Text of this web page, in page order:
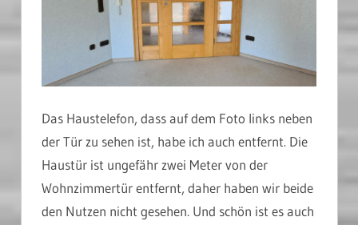
Das Haustelefon, dass auf dem Foto links neben
der Tür zu sehen ist, habe ich auch entfernt. Die
Haustür ist ungefähr zwei Meter von der
Wohnzimmertür entfernt, daher haben wir beide
den Nutzen nicht gesehen. Und schön ist es auch